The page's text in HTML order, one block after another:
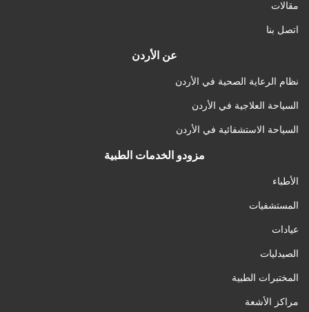
مقالات
اتصل بنا
عن الأردن
نظام الرعاية الصحية في الأردن
السياحة العلاجية في الأردن
السياحة الاستشفائية في الأردن
مزودو الخدمات الطبية
الأطباء
المستشفيات
عيادات
الصيدليات
المختبرات الطبية
مراكز الأشعة